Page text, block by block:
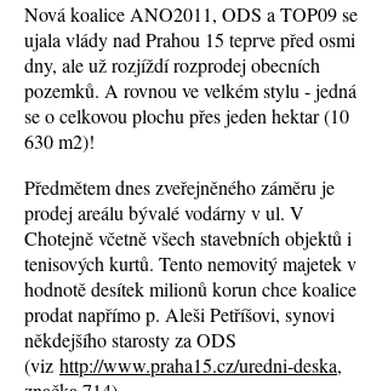
Nová koalice ANO2011, ODS a TOP09 se
ujala vlády nad Prahou 15 teprve před osmi
dny, ale už rozjíždí rozprodej obecních
pozemků. A rovnou ve velkém stylu - jedná
se o celkovou plochu přes jeden hektar (10
630 m2)!
Předmětem dnes zveřejněného záměru je
prodej areálu bývalé vodárny v ul. V
Chotejně včetně všech stavebních objektů i
tenisových kurtů. Tento nemovitý majetek v
hodnotě desítek milionů korun chce koalice
prodat napřímo p. Aleši Petříšovi, synovi
někdejšího starosty za ODS
(viz http://www.praha15.cz/uredni-deska,